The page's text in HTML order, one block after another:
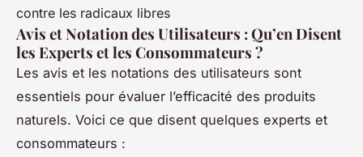
contre les radicaux libres
Avis et Notation des Utilisateurs : Qu’en Disent
les Experts et les Consommateurs ?
Les avis et les notations des utilisateurs sont
essentiels pour évaluer l’efficacité des produits
naturels. Voici ce que disent quelques experts et
consommateurs :